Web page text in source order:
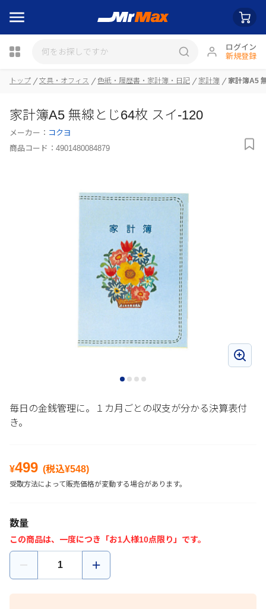
ログイン
新規登録
トップ 文具・オフィス 色紙・履歴書・家計簿・日記 家計簿 家計簿A5
家計簿A5 無線とじ64枚 スイ-120
メーカー： コクヨ
商品コード： 4901480084879
毎日の金銭管理に。１カ月ごとの収支が分かる決算表付
き。
¥499 (税込¥548)
受取方法によって販売価格が変動する場合があります。
数量
この商品は、一度につき「お1人様10点限り」です。